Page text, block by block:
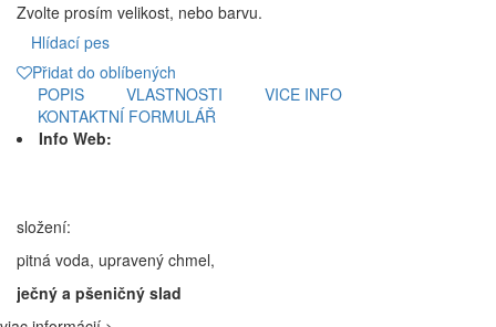
Zvolte prosím velikost, nebo barvu.
Hlídací pes
Přidat do oblíbených
POPIS
VLASTNOSTI
VICE INFO
KONTAKTNÍ FORMULÁŘ
Info Web:
složení:
pitná voda, upravený chmel,
ječný a pšeničný slad